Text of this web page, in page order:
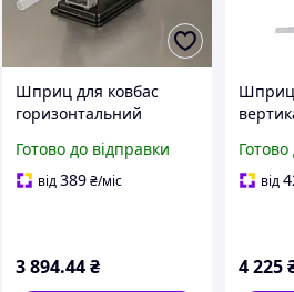
Шприц для ковбас
горизонтальний
насадки наповнювач
для приготування
Готово до відправки
від389₴/міс
3 894.44₴
Шприц
4
длявід
4 225